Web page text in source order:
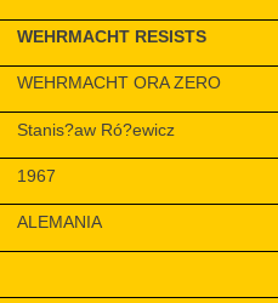
WEHRMACHT RESISTS
WEHRMACHT ORA ZERO
Stanis?aw Ró?ewicz
1967
ALEMANIA